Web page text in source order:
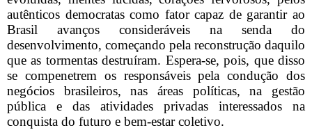
autênticos democratas como fator capaz de garantir ao
Brasil avanços consideráveis na senda do
desenvolvimento, começando pela reconstrução daquilo
que as tormentas destruíram. Espera-se, pois, que disso
se compenetrem os responsáveis pela condução dos
negócios brasileiros, nas áreas políticas, na gestão
pública e das atividades privadas interessados na
conquista do futuro e bem-estar coletivo.